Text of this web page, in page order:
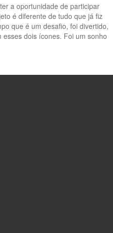
a oportunidade de participar
é diferente de tudo que já fiz
que é um desafio, foi divertido,
dois ícones. Foi um sonho